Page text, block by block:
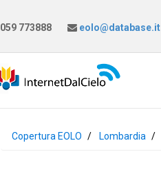
059 773888 eolo@database.it
Copertura EOLO Lombardia